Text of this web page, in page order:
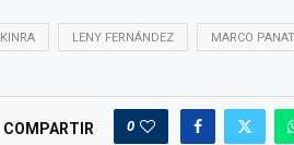
KINRA LENY FERNÁNDEZ MARCO
COMPARTIR 0